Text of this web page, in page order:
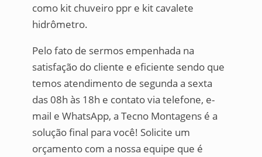
como kit chuveiro ppr e kit cavalete
hidrômetro.
Pelo fato de sermos empenhada na
satisfação do cliente e eficiente sendo que
temos atendimento de segunda a sexta
das 08h às 18h e contato via telefone, e-
mail e WhatsApp, a Tecno Montagens é a
solução final para você! Solicite um
orçamento com a nossa equipe que é